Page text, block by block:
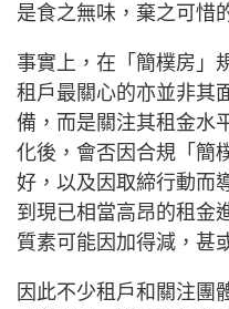
是食之無味，棄之可惜
事實上，在「簡樸房」
租戶最關心的亦並非其
備，而是關注其租金水
化後，會否因合規「簡
好，以及因取締行動而
到現已相當高昂的租金
質素可能因加得減，甚
因此不少租戶和關注團